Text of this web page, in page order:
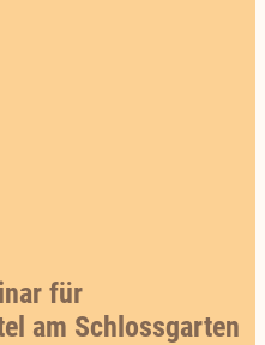
für
am Schlossgarten